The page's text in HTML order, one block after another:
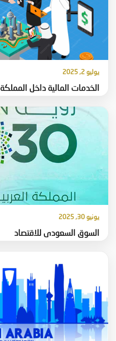
الخدمات المالية داخل المملكة
يوليو 2, 2025
السوق السعودى للاقتصاد
يونيو 30, 2025